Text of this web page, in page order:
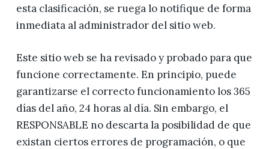
esta clasificación, se ruega lo notifique de forma
inmediata al administrador del sitio web.
Este sitio web se ha revisado y probado para que
funcione correctamente. En principio, puede
garantizarse el correcto funcionamiento los 365
días del año, 24 horas al día. Sin embargo, el
RESPONSABLE no descarta la posibilidad de que
existan ciertos errores de programación, o que